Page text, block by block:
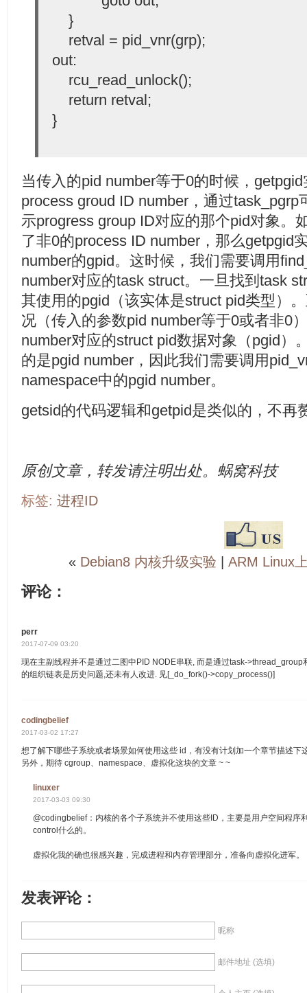
}
retval = pid_vnr(grp);
out:
rcu_read_unlock();
return retval;
}
当传入的pid number等于0的时候，
process groud ID number，通过
示progress group ID对应的那个pid对象。
了非0的process ID number，那么getpgid
number的gpid。这时候，我们需要调用
number对应的task struct。一旦找到task
其使用的pgid（该实体是struct pid类型）
况（传入的参数pid number等于0或者非0
number对应的struct pid数据对象（pgid）
的是pgid number，因此我们需要调用
namespace中的pgid number。
getsid的代码逻辑和getpid是类似的，不再
原创文章，转发请注明出处。蜗窝科技
标签: 进程ID
« Debian8 内核升级实验 ARM Linux
评论：
perr
2017-07-09 03:20
现在主副线程并不是通过二图中PID NODE串联, 而是通过task-
的组织链表是历史问题,还未有人改进. 见[_do_fork()->copy_process()]
codingbelief
2017-03-02 17:27
想了解下哪些子系统或者场景如何使用这些 id，有没有计划加一个章节描述下
另外，期待 cgroup、namespace、虚拟化这块的文章 ~ ~
linuxer
2017-03-03 09:30
@codingbelief：内核的各个子系统并不使用这些ID，主要是用户空间程序
control什么的。
虚拟化我的确也很感兴趣，完成进程和内存管理部分，准备向虚拟化进军。
发表评论：
昵称
邮件地址 (选填)